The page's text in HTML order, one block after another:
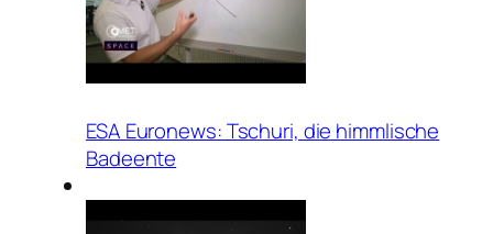
ESA Euronews: Tschuri, die himmlische
Badeente